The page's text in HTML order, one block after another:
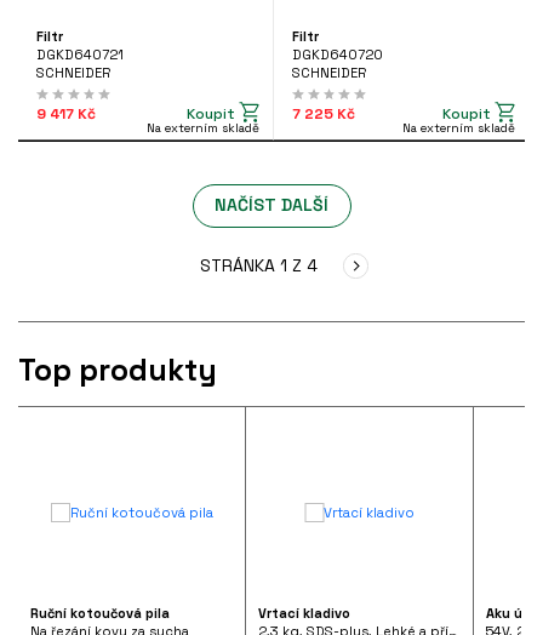
Filtr
DGKD640721
SCHNEIDER
9 417 Kč Koupit
Na externím skladě
Filtr
DGKD640720
SCHNEIDER
7 225 Kč Koupit
Na externím skladě
NAČÍST DALŠÍ
STRÁNKA 1 Z 4
Top produkty
Ruční kotoučová pila
Na řezání kovu za sucha
Vrtací kladivo
2,3 kg, SDS-plus, Lehké a příruční vrtací kladivo 710 W pistolového tvaru, FHE 2-22 SDS-plus 230/CEE
Aku
54V,